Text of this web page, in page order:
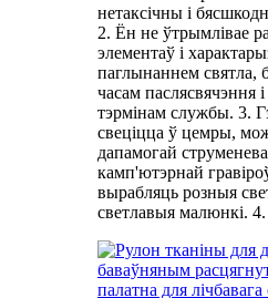
нетаксічны і
2. Ён не ўтрымлівае
элементаў і
паглынаннем святла,
часам паслясвячэння
тэрмінам службы. 3.
свеціцца ў цемры,
дапамогай
камп'ютэрнай
вырабляць розныя
светлавыя малюнкі. 4.